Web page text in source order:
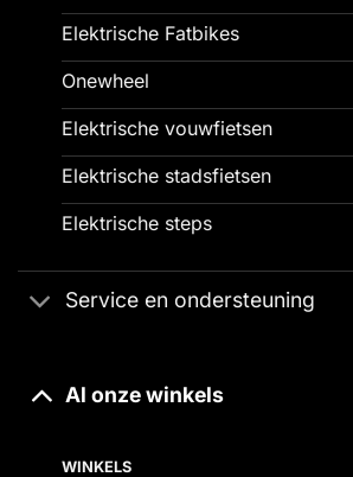
Elektrische Fatbikes
Onewheel
Elektrische vouwfietsen
Elektrische stadsfietsen
Elektrische steps
Service en ondersteuning
Al onze winkels
WINKELS